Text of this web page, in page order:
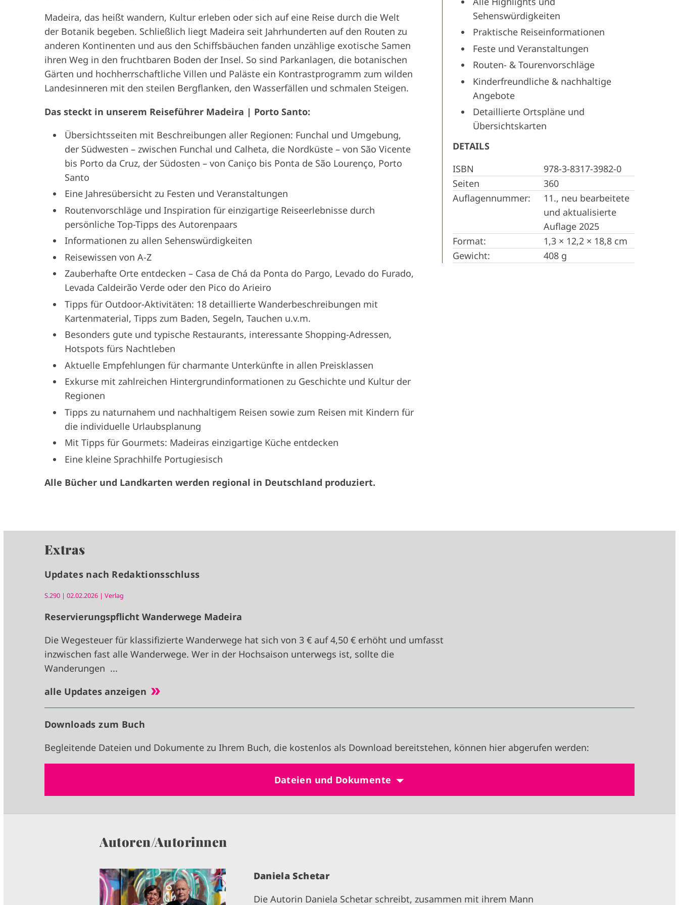
Madeira, das heißt wandern, Kultur erleben oder sich auf eine Reise durch die Welt
der Botanik begeben. Schließlich liegt Madeira seit Jahrhunderten auf den Routen zu
anderen Kontinenten und aus den Schiffsbäuchen fanden unzählige exotische Samen
ihren Weg in den fruchtbaren Boden der Insel. So sind Parkanlagen, die botanischen
Gärten und hochherrschaftliche Villen und Paläste ein Kontrastprogramm zum wilden
Landesinneren mit den steilen Bergflanken, den Wasserfällen und schmalen Steigen.
Das steckt in unserem Reiseführer Madeira | Porto Santo:
Übersichtsseiten mit Beschreibungen aller Regionen: Funchal und Umgebung,
der Südwesten – zwischen Funchal und Calheta, die Nordküste – von São Vicente
bis Porto da Cruz, der Südosten – von Caniço bis Ponta de São Lourenço, Porto
Santo
Eine Jahresübersicht zu Festen und Veranstaltungen
Routenvorschläge und Inspiration für einzigartige Reiseerlebnisse durch
persönliche Top-Tipps des Autorenpaars
Informationen zu allen Sehenswürdigkeiten
Reisewissen von A-Z
Zauberhafte Orte entdecken – Casa de Chá da Ponta do Pargo, Levado do Furado,
Levada Caldeirão Verde oder den Pico do Arieiro
Tipps für Outdoor-Aktivitäten: 18 detaillierte Wanderbeschreibungen mit
Kartenmaterial, Tipps zum Baden, Segeln, Tauchen u.v.m.
Besonders gute und typische Restaurants, interessante Shopping-Adressen,
Hotspots fürs Nachtleben
Aktuelle Empfehlungen für charmante Unterkünfte in allen Preisklassen
Exkurse mit zahlreichen Hintergrundinformationen zu Geschichte und Kultur der
Regionen
Tipps zu naturnahem und nachhaltigem Reisen sowie zum Reisen mit Kindern für
die individuelle Urlaubsplanung
Mit Tipps für Gourmets: Madeiras einzigartige Küche entdecken
Eine kleine Sprachhilfe Portugiesisch
Alle Bücher und Landkarten werden regional in Deutschland produziert.
Sehenswürdigkeiten
Praktische Reiseinformationen
Feste und Veranstaltungen
Routen- & Tourenvorschläge
Kinderfreundliche & nachhaltige
Angebote
Detaillierte Ortspläne und
Übersichtskarten
DETAILS
ISBN
978-3-8317-3982-0
Seiten
360
Auflagennummer:
11., neu bearbeitete
und aktualisierte
Auflage 2025
Format:
1,3 × 12,2 × 18,8 cm
Gewicht:
408 g
Extras
Updates nach Redaktionsschluss
S.290 | 02.02.2026 | Verlag
Reservierungspflicht Wanderwege Madeira
Die Wegesteuer für klassifizierte Wanderwege hat sich von 3 € auf 4,50 € erhöht und umfasst
inzwischen fast alle Wanderwege. Wer in der Hochsaison unterwegs ist, sollte die
Wanderungen ...
alle Updates anzeigen
Downloads zum Buch
Begleitende Dateien und Dokumente zu Ihrem Buch, die kostenlos als Download bereitstehen, können hier abgerufen werden:
Dateien und Dokumente
Autoren/Autorinnen
I
M
Daniela Schetar
Die Autorin Daniela Schetar schreibt, zusammen mit ihrem Mann